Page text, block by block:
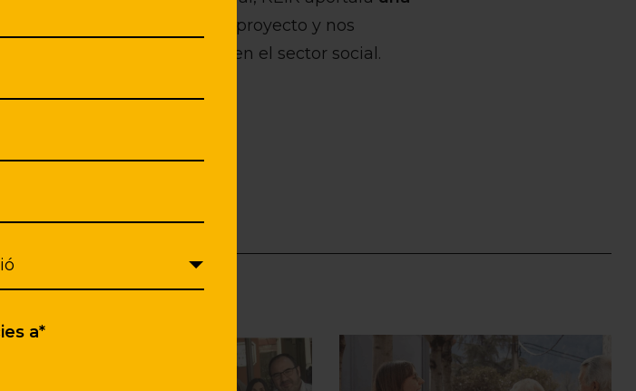
a*
, que enriquecerá nuestro proyecto y nos
promover la innovación en el sector social.